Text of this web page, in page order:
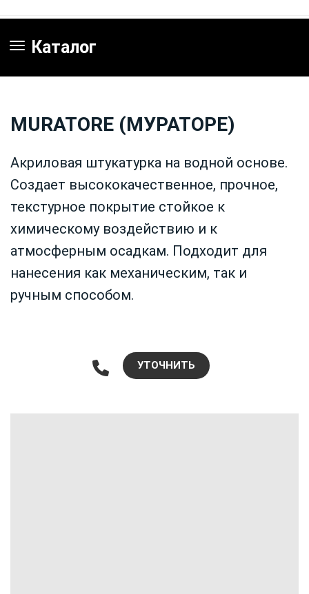
Каталог
MURATORE (МУРАТОРЕ)
Акриловая штукатурка на водной основе.
Создает высококачественное, прочное,
текстурное покрытие стойкое к
химическому воздействию и к
атмосферным осадкам. Подходит для
нанесения как механическим, так и
ручным способом.
УТОЧНИТЬ